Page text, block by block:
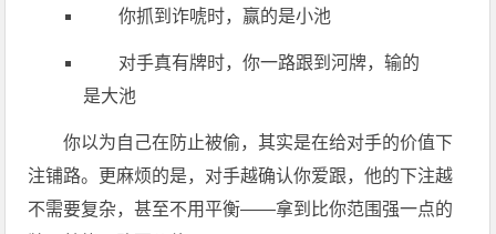
你抓到诈唬时，赢的是小池
对手真有牌时，你一路跟到河牌，输的
是大池
你以为自己在防止被偷，其实是在给对手的价值下
注铺路。更麻烦的是，对手越确认你爱跟，他的下注越
不需要复杂，甚至不用平衡——拿到比你范围强一点的